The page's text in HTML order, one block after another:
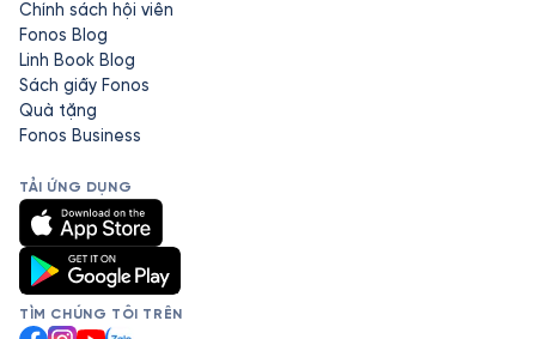
Chính sách hội viên
Fonos Blog
Linh Book Blog
Sách giấy Fonos
Quà tặng
Fonos Business
TẢI ỨNG DỤNG
TÌM CHÚNG TÔI TRÊN